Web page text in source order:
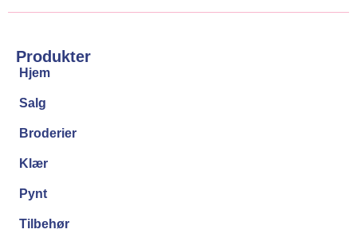
Produkter
Hjem
Salg
Broderier
Klær
Pynt
Tilbehør